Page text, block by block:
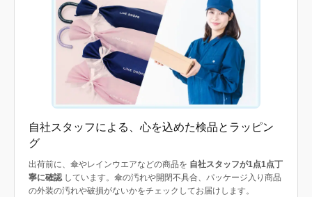
自社スタッフによる、心を込めた検品とラッピン
グ
出荷前に、傘やレインウエアなどの商品を 自社スタッフが1点1点丁
寧に確認しています。傘の汚れや開閉不具合、パッケージ入り商品
の外装の汚れや破損がないかをチェックしてお届けします。